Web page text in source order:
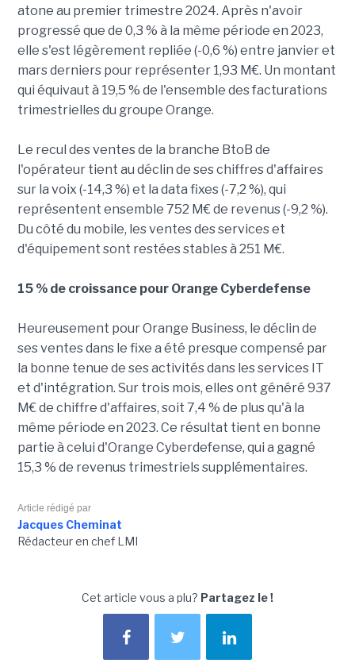
atone au premier trimestre 2024. Après n'avoir
progressé que de 0,3 % à la même période en 2023,
elle s'est légèrement repliée (-0,6 %) entre janvier et
mars derniers pour représenter 1,93 M€. Un montant
qui équivaut à 19,5 % de l'ensemble des facturations
trimestrielles du groupe Orange.
Le recul des ventes de la branche BtoB de
l'opérateur tient au déclin de ses chiffres d'affaires
sur la voix (-14,3 %) et la data fixes (-7,2 %), qui
représentent ensemble 752 M€ de revenus (-9,2 %).
Du côté du mobile, les ventes des services et
d'équipement sont restées stables à 251 M€.
15 % de croissance pour Orange Cyberdefense
Heureusement pour Orange Business, le déclin de
ses ventes dans le fixe a été presque compensé par
la bonne tenue de ses activités dans les services IT
et d'intégration. Sur trois mois, elles ont généré 937
M€ de chiffre d'affaires, soit 7,4 % de plus qu'à la
même période en 2023. Ce résultat tient en bonne
partie à celui d'Orange Cyberdefense, qui a gagné
15,3 % de revenus trimestriels supplémentaires.
Article rédigé par
Jacques Cheminat
Rédacteur en chef LMI
Cet article vous a plu? Partagez le !